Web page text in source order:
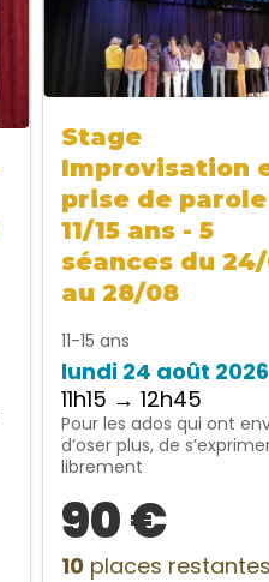
Stage
Improvisation
prise de parole
11/15 ans - 5
séances du
au 28/08
11-15 ans
lundi 24 août 2026
11h15 → 12h45
Pour les ados qui ont
d’oser plus, de
librement
90 €
10 places restantes